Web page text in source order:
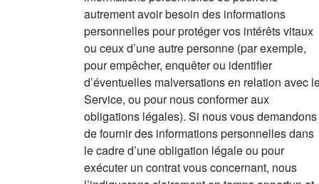
autrement avoir besoin des informations
personnelles pour protéger vos intérêts vitaux
ou ceux d’une autre personne (par exemple,
pour empêcher, enquêter ou identifier
d’éventuelles malversations en relation avec
Service, ou pour nous conformer aux
obligations légales). Si nous vous demandons
de fournir des informations personnelles dans
le cadre d’une obligation légale ou pour
exécuter un contrat vous concernant, nous